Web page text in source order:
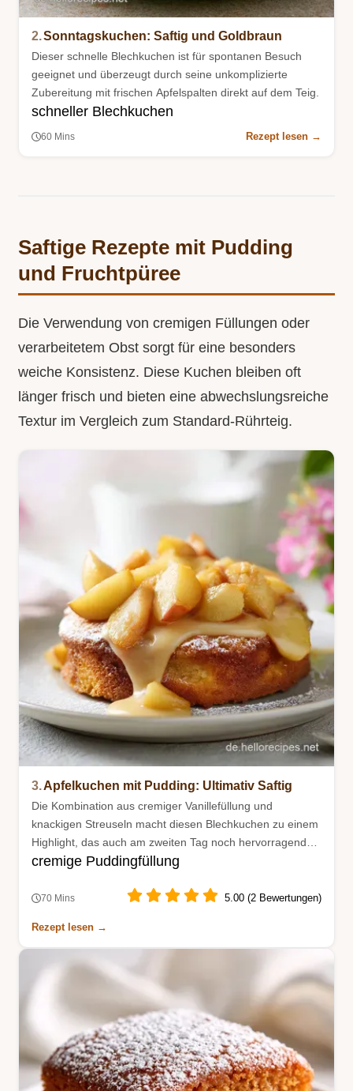
2.Sonntagskuchen: Saftig und Goldbraun
Dieser schnelle Blechkuchen ist für spontanen Besuch
geeignet und überzeugt durch seine unkomplizierte
Zubereitung mit frischen Apfelspalten direkt auf dem Teig.
schneller Blechkuchen
60 Mins Rezept lesen →
Saftige Rezepte mit Pudding
und Fruchtpüree
Die Verwendung von cremigen Füllungen oder
verarbeitetem Obst sorgt für eine besonders
weiche Konsistenz. Diese Kuchen bleiben oft
länger frisch und bieten eine abwechslungsreiche
Textur im Vergleich zum Standard-Rührteig.
3.Apfelkuchen mit Pudding: Ultimativ Saftig
Die Kombination aus cremiger Vanillefüllung und
knackigen Streuseln macht diesen Blechkuchen zu einem
Highlight, das auch am zweiten Tag noch hervorragend
schmeckt.
cremige Puddingfüllung
70 Mins 5.00 (2 Bewertungen)
Rezept lesen →